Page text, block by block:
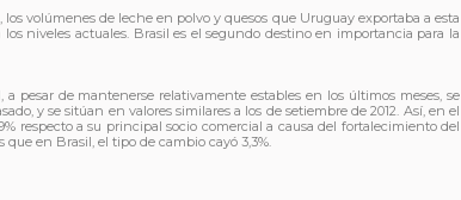
volúmenes de leche en polvo y quesos que Uruguay exportaba a esta
niveles actuales. Brasil es el segundo destino en importancia para la
pesar de mantenerse relativamente estables en los últimos meses, se
y se sitúan en valores similares a los de setiembre de 2012. Así, en el
respecto a su principal socio comercial a causa del fortalecimiento del
en Brasil, el tipo de cambio cayó 3,3%.